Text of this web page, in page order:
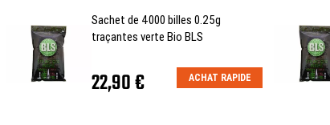
Sachet de 4000 billes 0.25g
traçantes verte Bio BLS
22,90 € ACHAT RAPIDE